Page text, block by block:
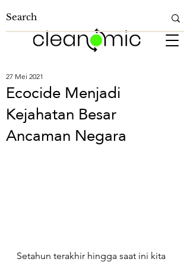
Ecocide Menjadi
Kejahatan Besar
Ancaman Negara
27 Mei 2021
Setahun terakhir hingga saat ini kita